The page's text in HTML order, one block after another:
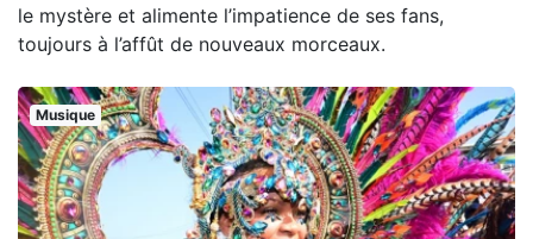
le mystère et alimente l’impatience de ses fans,
toujours à l’affût de nouveaux morceaux.
Musique